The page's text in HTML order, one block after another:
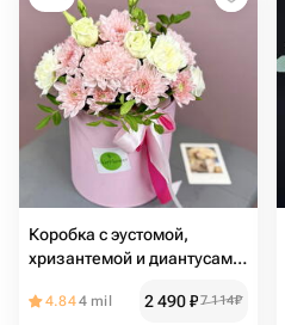
Коробка с эустомой,
хризантемой и диантусами
4.844 mil 2 490₽7 114₽